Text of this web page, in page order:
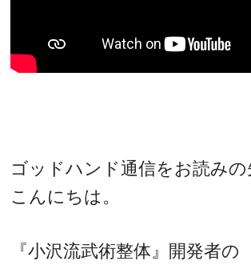
ゴッドハンド通信をお読みの
こんにちは。
『小沢流武術整体』開発者の